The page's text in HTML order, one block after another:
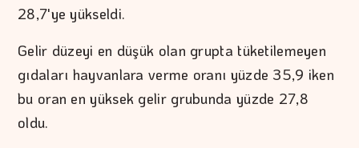
28,7'ye yükseldi.
Gelir düzeyi en düşük olan grupta tüketilemeyen
gıdaları hayvanlara verme oranı yüzde 35,9 iken
bu oran en yüksek gelir grubunda yüzde 27,8
oldu.